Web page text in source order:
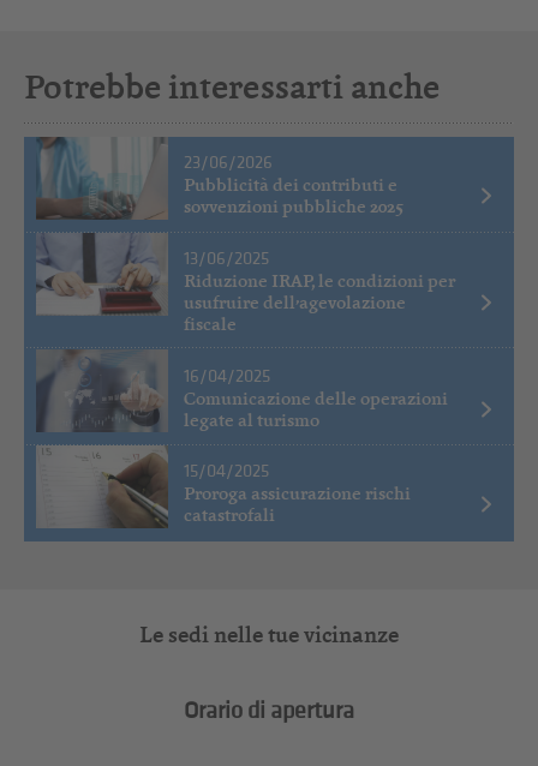
Potrebbe interessarti anche
23/06/2026
Pubblicità dei contributi e
sovvenzioni pubbliche 2025
13/06/2025
Riduzione IRAP, le condizioni per
usufruire dell’agevolazione
fiscale
16/04/2025
Comunicazione delle operazioni
legate al turismo
15/04/2025
Proroga assicurazione rischi
catastrofali
Le sedi nelle tue vicinanze
Orario di apertura